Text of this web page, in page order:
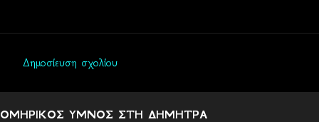
ό
Δημοσίευση σχολίου
ΟΜΗΡΙΚΟΣ ΥΜΝΟΣ ΣΤΗ ΔΗΜΗΤΡΑ